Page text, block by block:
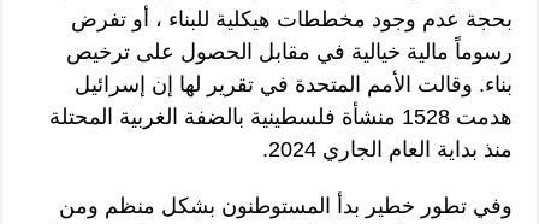
بحجة عدم وجود مخططات هيكلية للبناء ، أو تفرض
رسوماً مالية خيالية في مقابل الحصول على ترخيص
بناء. وقالت الأمم المتحدة في تقرير لها إن إسرائيل
هدمت 1528 منشأة فلسطينية بالضفة الغربية المحتلة
منذ بداية العام الجاري 2024.
وفي تطور خطير بدأ المستوطنون بشكل منظم ومن